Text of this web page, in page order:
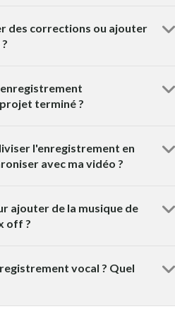
des corrections ou ajouter
enregistrement
terminé ?
l'enregistrement en
avec ma vidéo ?
ajouter de la musique de
off ?
vocal ? Quel